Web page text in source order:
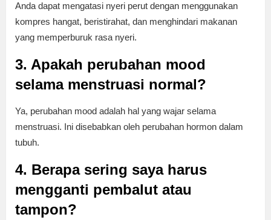
Anda dapat mengatasi nyeri perut dengan menggunakan
kompres hangat, beristirahat, dan menghindari makanan
yang memperburuk rasa nyeri.
3. Apakah perubahan mood
selama menstruasi normal?
Ya, perubahan mood adalah hal yang wajar selama
menstruasi. Ini disebabkan oleh perubahan hormon dalam
tubuh.
4. Berapa sering saya harus
mengganti pembalut atau
tampon?